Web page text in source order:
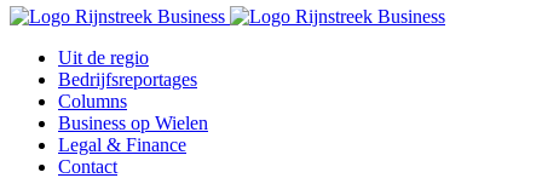
Uit de regio
Bedrijfsreportages
Columns
Business op Wielen
Legal & Finance
Contact